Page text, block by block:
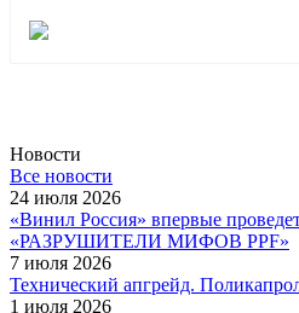
Новости
Все новости
24 июля 2026
«Винил Россия» впервые
«РАЗРУШИТЕЛИ МИФОВ PPF»
7 июля 2026
Технический апгрейд.
1 июля 2026